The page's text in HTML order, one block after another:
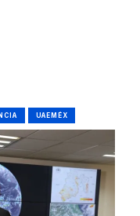
UAEMÉX